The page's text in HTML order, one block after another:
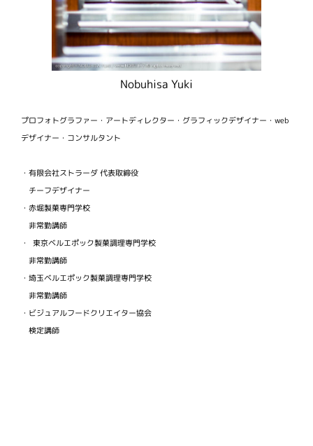
Nobuhisa Yuki
プロフォトグラファー・アートディレクター・グラフィックデザイナー・web
デザイナー・コンサルタント
・有限会社ストラーダ 代表取締役
チーフデザイナー
・赤堀製菓専門学校
非常勤講師
・ 東京ベルエポック製菓調理専門学校
非常勤講師
・埼玉ベルエポック製菓調理専門学校
非常勤講師
・ビジュアルフードクリエイター協会
検定講師